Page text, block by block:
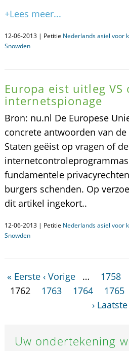
+Lees meer...
12-06-2013 | Petitie Nederlands asiel voor
Snowden
Europa eist uitleg VS
internetspionage
Bron: nu.nl De Europese
concrete antwoorden van
Staten geëist op vragen of de
fundamentele
burgers schenden. Op
dit artikel ingekort..
12-06-2013 | Petitie Nederlands asiel voor
Snowden
« Eerste ‹ Vorige … 1758
1762
1763 1764 1765
›
Uw ondertekening